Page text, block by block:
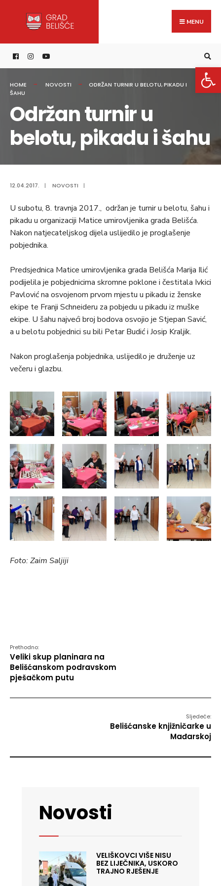
content
MENU
HOME NOVOSTI
ODRŽAN TURNIR U BELOTU, PIKADU I
ŠAHU
Održan turnir u
belotu, pikadu i šahu
12.04.2017. | NOVOSTI |
U subotu, 8. travnja 2017., održan je turnir u belotu, šahu i
pikadu u organizaciji Matice umirovljenika grada Belišća.
Nakon natjecateljskog dijela uslijedilo je proglašenje
pobjednika.
Predsjednica Matice umirovljenika grada Belišća Marija Ilić
podijelila je pobjednicima skromne poklone i čestitala Ivkici
Pavlović na osvojenom prvom mjestu u pikadu iz ženske
ekipe te Franji Schneideru za pobjedu u pikadu iz muške
ekipe. U šahu najveći broj bodova osvojio je Stjepan Savić,
a u belotu pobjednici su bili Petar Budić i Josip Kraljik.
Nakon proglašenja pobjednika, uslijedilo je druženje uz
večeru i glazbu.
Foto: Zaim Saljiji
Prethodno:
Veliki skup planinara na
Belišćanskom podravskom
pješačkom putu
Sljedeće:
Belišćanske knjižničarke u
Mađarskoj
Novosti
VELIŠKOVCI VIŠE NISU
BEZ LIJEČNIKA, USKORO
TRAJNO RJEŠENJE
for: